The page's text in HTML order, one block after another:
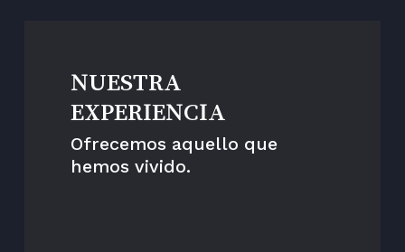
NUESTRA
EXPERIENCIA
Ofrecemos aquello que
hemos vivido.